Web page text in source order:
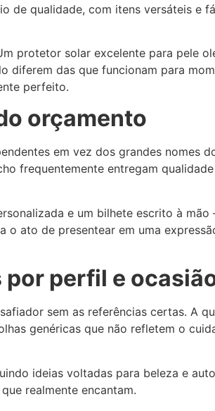
de qualidade, com itens versáteis e
protetor solar excelente para pele
diferem das que funcionam para
perfeito.
orçamento
em vez dos grandes nomes
frequentemente entregam
e um bilhete escrito à
ato de presentear em uma
perfil e
sem as referências certas. A
genéricas que não refletem o
ideias voltadas para beleza e
realmente encantam.